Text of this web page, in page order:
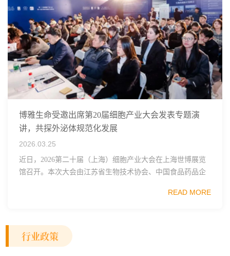
博雅生命受邀出席第20届细胞产业大会发表专题演
讲，共探外泌体规范化发展
2026.03.25
近日，2026第二十届（上海）细胞产业大会在上海世博展览
馆召开。本次大会由江苏省生物技术协会、中国食品药品企
范区生物医药行业协会、瑞士日内瓦长寿科学...
READ MORE
行业政策